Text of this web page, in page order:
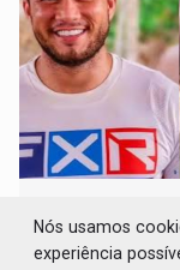
acidente na
condenação
Nós usamos
experiência